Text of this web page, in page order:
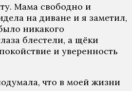
Мама свободно и
на диване и я заметил,
никакого
блестели, а щёки
и уверенность
что в моей жизни